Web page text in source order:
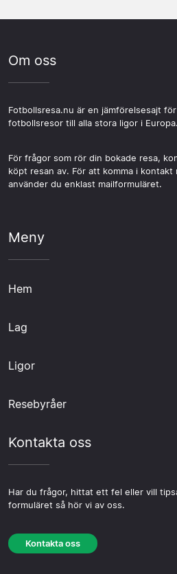
Om oss
Fotbollsresa.nu är en jämförelsesajt
fotbollsresor till alla stora ligor i Europa.
För frågor som rör din bokade resa,
köpt resan av. För att komma i kontakt
använder du enklast mailformuläret.
Meny
Hem
Lag
Ligor
Resebyråer
Kontakta oss
Har du frågor, hittat ett fel eller vill
formuläret så hör vi av oss.
Kontakta oss